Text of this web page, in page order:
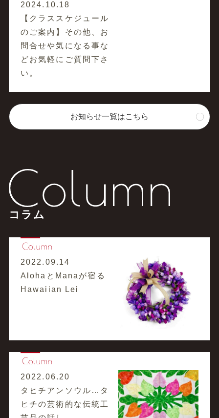
2024.10.18
【クラススケジュール
のご案内】その他、お
問合せや気になる事な
どお気軽にご質問下さ
い。
お知らせ一覧はこちら
コラム
2022.09.14
AlohaとManaが宿る
Hawaiian Lei
2022.06.20
タヒチアンソウル…タ
ヒチの芸術的な伝統工